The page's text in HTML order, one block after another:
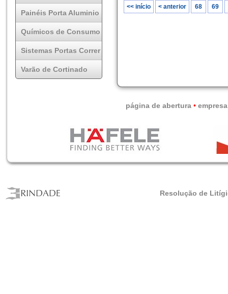
Painéis Porta Aluminio
Químicos de Consumo
Sistemas Portas Correr
Varão de Cortinado
<< início < anterior 68 69
página de abertura • empresa
Resolução de